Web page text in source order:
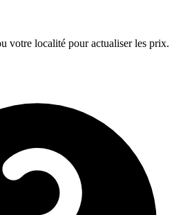
votre localité pour actualiser les prix.